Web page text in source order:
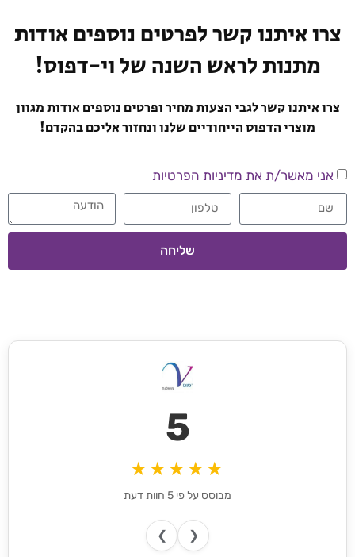
צרו איתנו קשר לפרטים נוספים אודות​
מתנות לראש השנה של וי-דפוס!
צרו איתנו קשר לגבי הצעות מחיר ופרטים נוספים אודות מגוון
מוצרי הדפוס הייחודיים שלנו ונחזור אליכם בהקדם!
אני מאשר/ת את מדיניות הפרטיות
שליחה
5
★★★★★
מבוסס על פי 5 חוות דעת
❯ ❮